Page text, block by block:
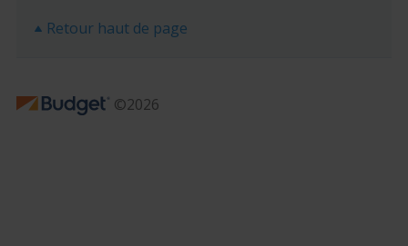
Retour haut de page
©2026